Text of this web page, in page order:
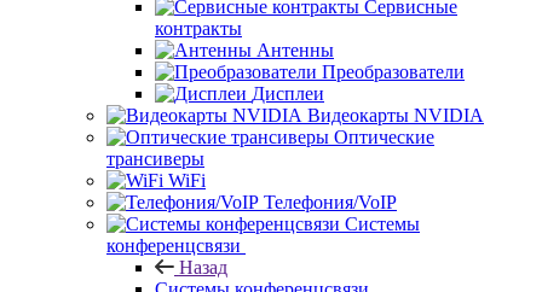
Сервисные
контракты
Антенны
Преобразователи
Дисплеи
Видеокарты NVIDIA
Оптические
трансиверы
WiFi
Телефония/VoIP
Системы
конференцсвязи
Назад